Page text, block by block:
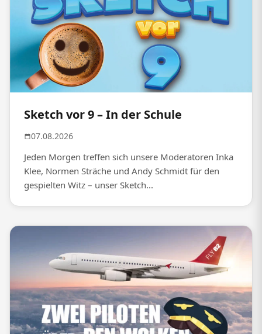
Sketch vor 9 – In der Schule
07.08.2026
Jeden Morgen treffen sich unsere Moderatoren Inka
Klee, Normen Sträche und Andy Schmidt für den
gespielten Witz – unser Sketch...